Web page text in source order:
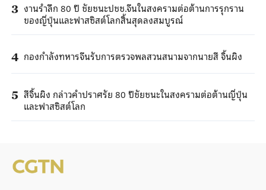
3 งานรำลึก 80 ปี ชัยชนะปชช.จีนในสงครามต่อต้านการรุกราน
ของญี่ปุ่นและฟาสซิสต์โลกสิ้นสุดลงสมบูรณ์
4 กองกำลังทหารจีนรับการตรวจพลสวนสนามจากนายสี จิ้นผิง
5 สีจิ้นผิง กล่าวคำปราศรัย 80 ปีชัยชนะในสงครามต่อต้านญี่ปุ่น
และฟาสซิสต์โลก